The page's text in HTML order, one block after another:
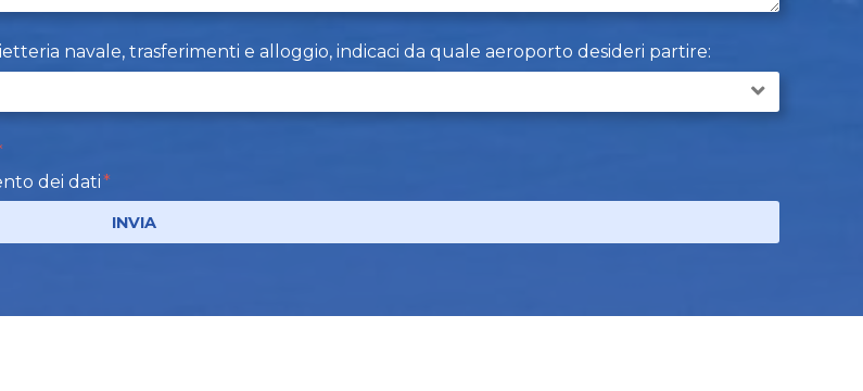
navale, trasferimenti e alloggio, indicaci da quale aeroporto desideri partire:
dei dati
INVIA